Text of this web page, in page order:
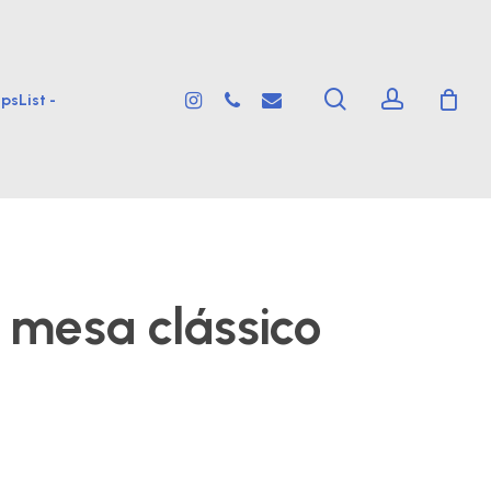
- instagram
phone email searchaccount
clássico